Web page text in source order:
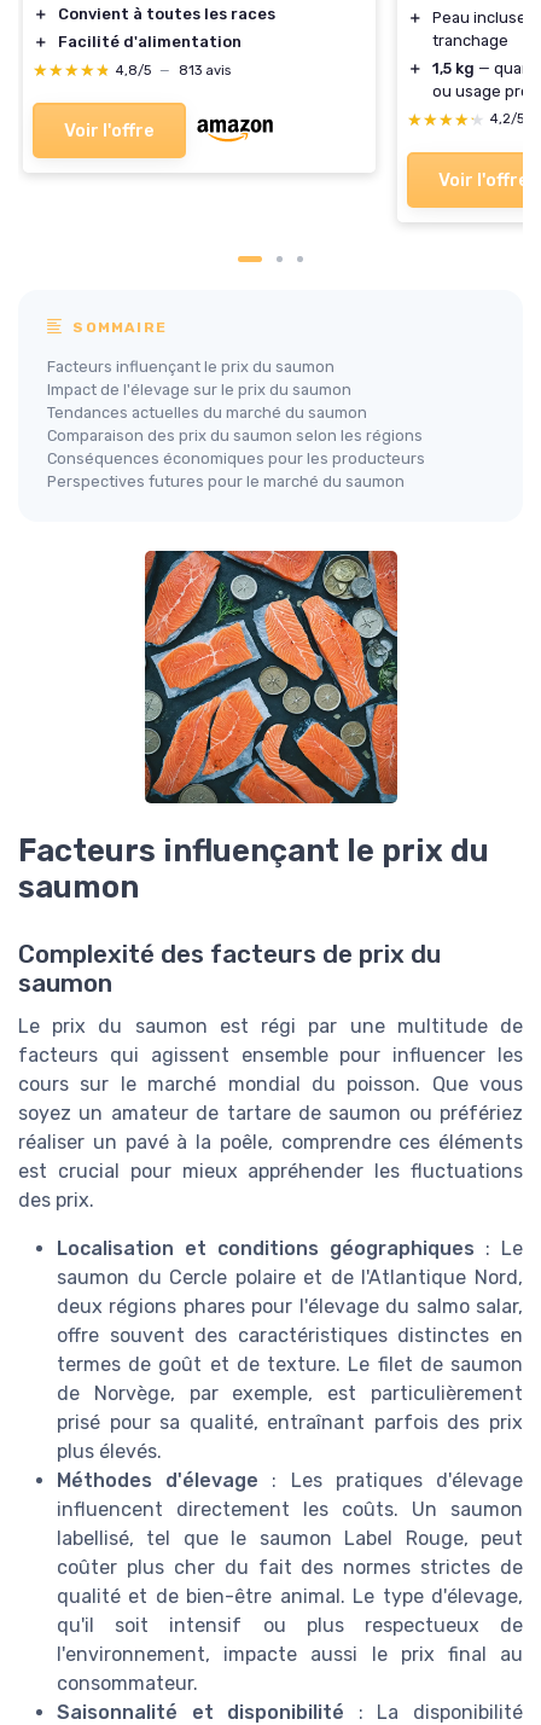
＋
Convient à toutes les races
＋
Facilité d'alimentation
★★★★★
★★★★★ 4,8/5 — 813 avis
Voir l'offre
＋
Peau incluse,
tranchage
＋
1,5 kg —
ou usage
★★★★★
★★★★★ 4,2/5
Voir l'offre
SOMMAIRE
Facteurs influençant le prix du saumon
Impact de l'élevage sur le prix du saumon
Tendances actuelles du marché du saumon
Comparaison des prix du saumon selon les régions
Conséquences économiques pour les producteurs
Perspectives futures pour le marché du saumon
Facteurs influençant le prix du
saumon
Complexité des facteurs de prix du
saumon
Le prix du saumon est régi par une multitude de
facteurs qui agissent ensemble pour influencer les
cours sur le marché mondial du poisson. Que vous
soyez un amateur de tartare de saumon ou préfériez
réaliser un pavé à la poêle, comprendre ces éléments
est crucial pour mieux appréhender les fluctuations
des prix.
Localisation et conditions géographiques : Le
saumon du Cercle polaire et de l'Atlantique Nord,
deux régions phares pour l'élevage du salmo salar,
offre souvent des caractéristiques distinctes en
termes de goût et de texture. Le filet de saumon
de Norvège, par exemple, est particulièrement
prisé pour sa qualité, entraînant parfois des prix
plus élevés.
Méthodes d'élevage : Les pratiques d'élevage
influencent directement les coûts. Un saumon
labellisé, tel que le saumon Label Rouge, peut
coûter plus cher du fait des normes strictes de
qualité et de bien-être animal. Le type d'élevage,
qu'il soit intensif ou plus respectueux de
l'environnement, impacte aussi le prix final au
consommateur.
Saisonnalité et disponibilité : La disponibilité